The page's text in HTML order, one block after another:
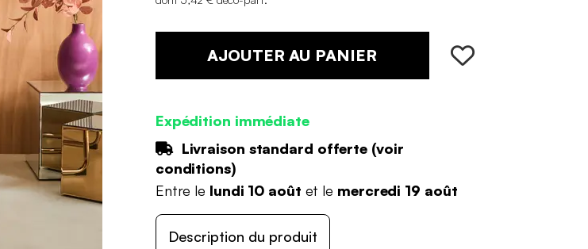
AJOUTER AU PANIER
Expédition immédiate
Livraison standard offerte (voir
conditions)
Entre le lundi 10 août et le mercredi 19 août
Description du produit